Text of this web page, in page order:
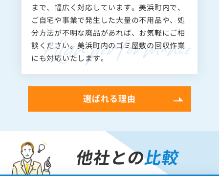
まで、幅広く対応しています。美浜町内で、
ご自宅や事業で発生した大量の不用品や、処
分方法が不明な廃品があれば、お気軽にご相
談ください。美浜町内のゴミ屋敷の回収作業
にも対応いたします。
選ばれる理由
他社との比較